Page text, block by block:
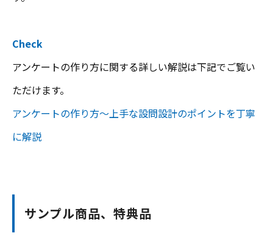
Check
アンケートの作り方に関する詳しい解説は下記でご覧い
ただけます。
アンケートの作り方～上手な設問設計のポイントを丁寧
に解説
サンプル商品、特典品